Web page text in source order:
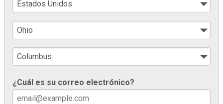
¿Cuál es su correo electrónico?